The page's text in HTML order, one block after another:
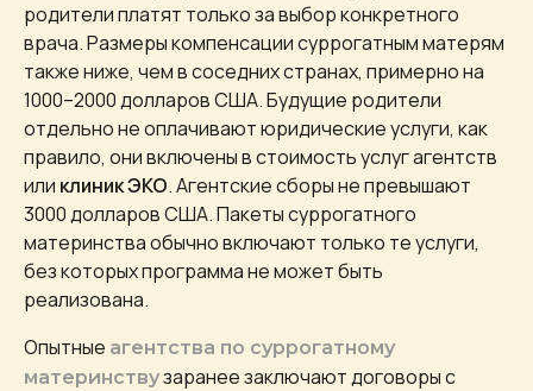
родители платят только за выбор конкретного
врача. Размеры компенсации суррогатным матерям
также ниже, чем в соседних странах, примерно на
1000–2000 долларов США. Будущие родители
отдельно не оплачивают юридические услуги, как
правило, они включены в стоимость услуг агентств
или клиник ЭКО. Агентские сборы не превышают
3000 долларов США. Пакеты суррогатного
материнства обычно включают только те услуги,
без которых программа не может быть
реализована.
Опытные агентства по суррогатному
материнствузаранее заключают договоры с